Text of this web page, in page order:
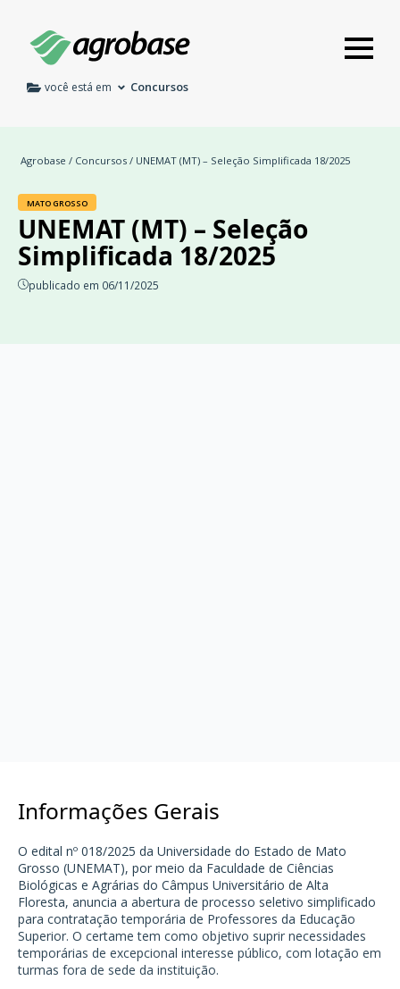
você está em Concursos
Agrobase / Concursos / UNEMAT (MT) – Seleção Simplificada 18/2025
MATO GROSSO
UNEMAT (MT) – Seleção
Simplificada 18/2025
publicado em 06/11/2025
Informações Gerais
O edital nº 018/2025 da Universidade do Estado de Mato
Grosso (UNEMAT), por meio da Faculdade de Ciências
Biológicas e Agrárias do Câmpus Universitário de Alta
Floresta, anuncia a abertura de processo seletivo simplificado
para contratação temporária de Professores da Educação
Superior. O certame tem como objetivo suprir necessidades
temporárias de excepcional interesse público, com lotação em
turmas fora de sede da instituição.